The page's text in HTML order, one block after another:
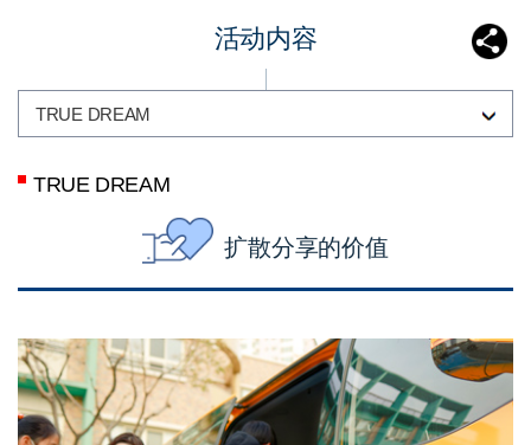
活动内容
TRUE DREAM
TRUE DREAM
扩散分享的价值